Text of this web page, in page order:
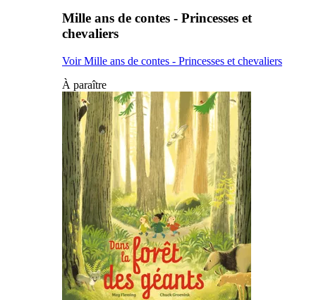
Mille ans de contes - Princesses et
chevaliers
Voir Mille ans de contes - Princesses et chevaliers
À paraître